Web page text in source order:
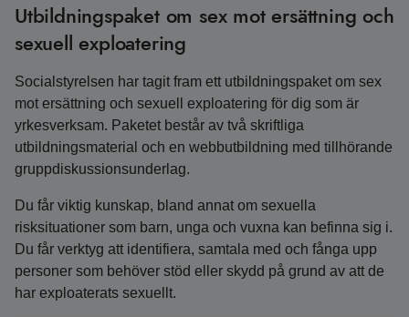
Utbildningspaket om sex mot ersättning och
sexuell exploatering
Socialstyrelsen har tagit fram ett utbildningspaket om sex
mot ersättning och sexuell exploatering för dig som är
yrkesverksam. Paketet består av två skriftliga
utbildningsmaterial och en webbutbildning med tillhörande
gruppdiskussionsunderlag.
Du får viktig kunskap, bland annat om sexuella
risksituationer som barn, unga och vuxna kan befinna sig i.
Du får verktyg att identifiera, samtala med och fånga upp
personer som behöver stöd eller skydd på grund av att de
har exploaterats sexuellt.